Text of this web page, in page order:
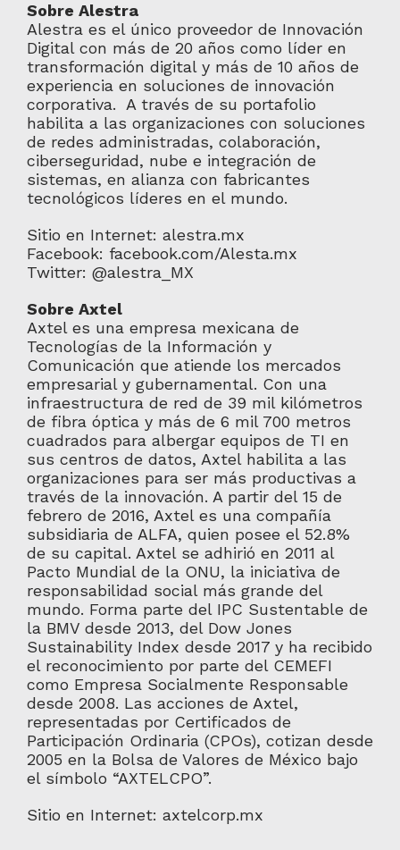
Sobre Alestra
Alestra es el único proveedor de Innovación
Digital con más de 20 años como líder en
transformación digital y más de 10 años de
experiencia en soluciones de innovación
corporativa. A través de su portafolio
habilita a las organizaciones con soluciones
de redes administradas, colaboración,
ciberseguridad, nube e integración de
sistemas, en alianza con fabricantes
tecnológicos líderes en el mundo.
Sitio en Internet: alestra.mx
Facebook: facebook.com/Alesta.mx
Twitter: @alestra_MX
Sobre Axtel
Axtel es una empresa mexicana de
Tecnologías de la Información y
Comunicación que atiende los mercados
empresarial y gubernamental. Con una
infraestructura de red de 39 mil kilómetros
de fibra óptica y más de 6 mil 700 metros
cuadrados para albergar equipos de TI en
sus centros de datos, Axtel habilita a las
organizaciones para ser más productivas a
través de la innovación. A partir del 15 de
febrero de 2016, Axtel es una compañía
subsidiaria de ALFA, quien posee el 52.8%
de su capital. Axtel se adhirió en 2011 al
Pacto Mundial de la ONU, la iniciativa de
responsabilidad social más grande del
mundo. Forma parte del IPC Sustentable de
la BMV desde 2013, del Dow Jones
Sustainability Index desde 2017 y ha recibido
el reconocimiento por parte del CEMEFI
como Empresa Socialmente Responsable
desde 2008. Las acciones de Axtel,
representadas por Certificados de
Participación Ordinaria (CPOs), cotizan desde
2005 en la Bolsa de Valores de México bajo
el símbolo “AXTELCPO”.
Sitio en Internet: axtelcorp.mx